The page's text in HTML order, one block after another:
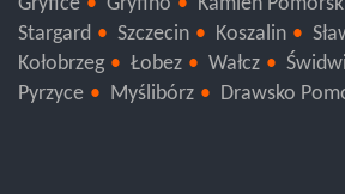
Gryfice
Gryfino Kamień
Stargard
Szczecin Koszalin
Kołobrzeg
Łobez Wałcz
Pyrzyce
Myślibórz Drawsko